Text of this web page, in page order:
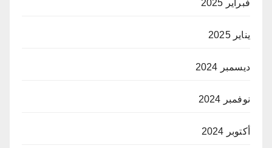
فبراير 2025
يناير 2025
ديسمبر 2024
نوفمبر 2024
أكتوبر 2024